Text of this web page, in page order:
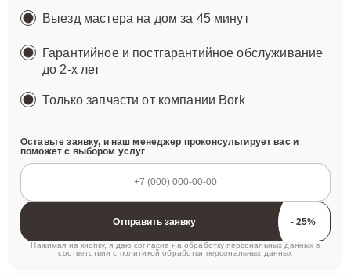
Выезд мастера на дом за 45 минут
Гарантийное и постгарантийное обслуживание
до 2-х лет
Только запчасти от компании Bork
Оставьте заявку, и наш менеджер проконсультирует вас и
поможет с выбором услуг
Отправить заявку
Нажимая на кнопку, я даю согласие на обработку персональных данных в
соответствии с политикой обработки персональных данных